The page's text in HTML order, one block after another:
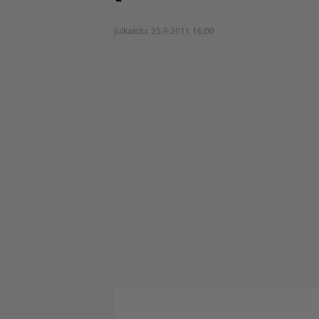
Julkaistu: 25.9.2011 16:00